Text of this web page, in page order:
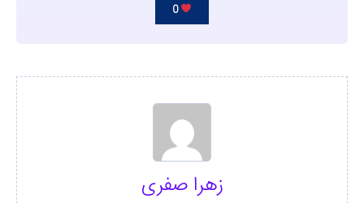
0
زهرا صفری